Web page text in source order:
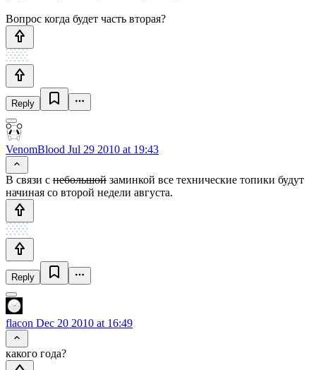
Вопрос когда будет часть вторая?
Reply
VenomBlood Jul 29 2010 at 19:43
В связи с небольшой заминкой все технические топики будут
начиная со второй недели августа.
Reply
flacon Dec 20 2010 at 16:49
какого года?